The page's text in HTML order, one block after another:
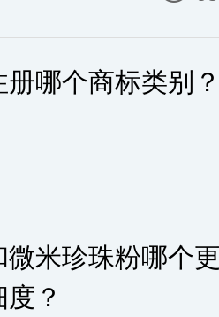
哪个商标类别
米珍珠粉哪个
？